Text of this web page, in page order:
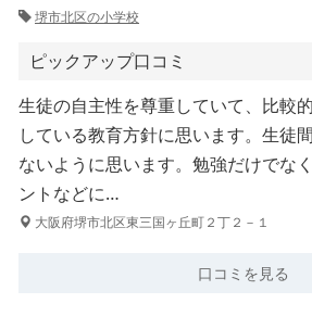
堺市北区の小学校
ピックアップ口コミ
生徒の自主性を尊重していて、比較
している教育方針に思います。生徒
ないように思います。勉強だけでな
ントなどに…
大阪府堺市北区東三国ヶ丘町２丁２－１
口コミを見る